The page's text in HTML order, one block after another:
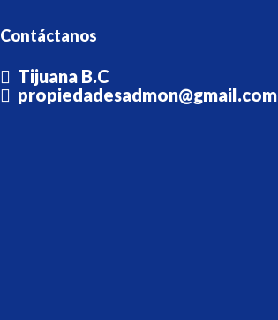
Contáctanos
Tijuana B.C
propiedadesadmon@gmail.com